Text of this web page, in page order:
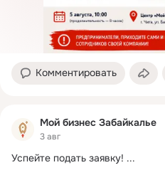
Комментировать
Мой бизнес Забайкалье
3 авг
Успейте подать заявку! ...